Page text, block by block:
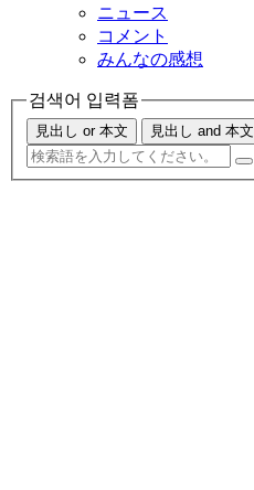
ニュース
コメント
みんなの感想
검색어 입력폼
見出し or 本文 見出し and 本文